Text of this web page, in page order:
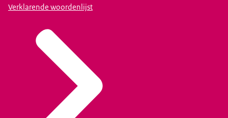
Verklarende woordenlijst